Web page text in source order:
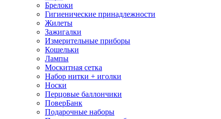
Брелоки
Гигиенические принадлежности
Жилеты
Зажигалки
Измерительные приборы
Кошельки
Лампы
Москитная сетка
Набор нитки + иголки
Носки
Перцовые баллончики
ПоверБанк
Подарочные наборы